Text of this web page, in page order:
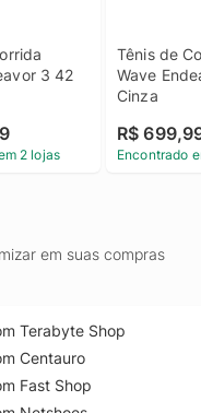
3 42
2 lojas
Tênis de
Wave
Cinza
R$
Encontrado
em suas compras
Terabyte Shop
Centauro
Fast Shop